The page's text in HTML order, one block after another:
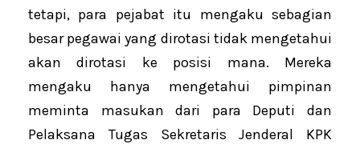
tetapi, para pejabat itu mengaku sebagian
besar pegawai yang dirotasi tidak mengetahui
akan dirotasi ke posisi mana. Mereka
mengaku hanya mengetahui pimpinan
meminta masukan dari para Deputi dan
Pelaksana Tugas Sekretaris Jenderal KPK